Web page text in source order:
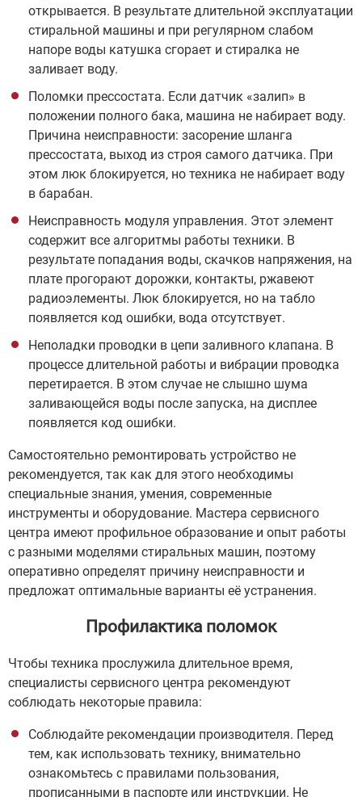
открывается. В результате длительной эксплуатации
стиральной машины и при регулярном слабом
напоре воды катушка сгорает и стиралка не
заливает воду.
Поломки прессостата. Если датчик «залип» в
положении полного бака, машина не набирает воду.
Причина неисправности: засорение шланга
прессостата, выход из строя самого датчика. При
этом люк блокируется, но техника не набирает воду
в барабан.
Неисправность модуля управления. Этот элемент
содержит все алгоритмы работы техники. В
результате попадания воды, скачков напряжения, на
плате прогорают дорожки, контакты, ржавеют
радиоэлементы. Люк блокируется, но на табло
появляется код ошибки, вода отсутствует.
Неполадки проводки в цепи заливного клапана. В
процессе длительной работы и вибрации проводка
перетирается. В этом случае не слышно шума
заливающейся воды после запуска, на дисплее
появляется код ошибки.
Самостоятельно ремонтировать устройство не
рекомендуется, так как для этого необходимы
специальные знания, умения, современные
инструменты и оборудование. Мастера сервисного
центра имеют профильное образование и опыт работы
с разными моделями стиральных машин, поэтому
оперативно определят причину неисправности и
предложат оптимальные варианты её устранения.
Профилактика поломок
Чтобы техника прослужила длительное время,
специалисты сервисного центра рекомендуют
соблюдать некоторые правила:
Соблюдайте рекомендации производителя. Перед
тем, как использовать технику, внимательно
ознакомьтесь с правилами пользования,
прописанными в паспорте или инструкции. Не